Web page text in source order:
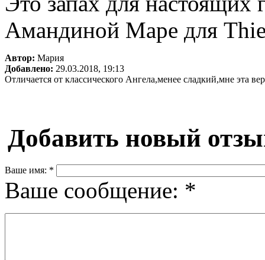
Амандиной Маре для
Автор: Мария
Добавлено: 29.03.2018, 19:13
Отличается от классического Ангела,менее сладкий,мне эта
Добавить новый
Ваше имя: *
Ваше сообщение: *